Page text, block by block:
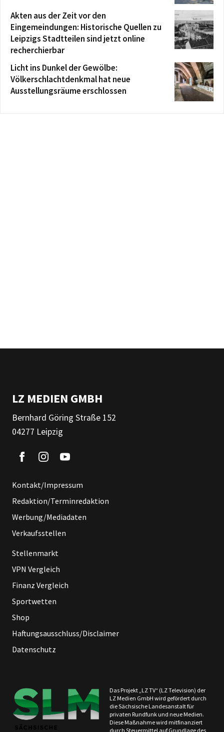
Akten aus der Zeit vor den
Eingemeindungen: Historische Quellen zu
Leipzigs Stadtteilen sind jetzt online
recherchierbar
Licht ins Dunkel der Gewölbe:
Völkerschlachtdenkmal hat neue
Ausstellungsräume erschlossen
LZ MEDIEN GMBH
Bernhard Göring Straße 152
04277 Leipzig
Kontakt/Impressum
Redaktion/Terminredaktion
Werbung/Mediadaten
Verkaufsstellen
Stellenmarkt
VPN Vergleich
Finanz Vergleich
Sportwetten
Shop
Haftungsausschluss/Disclaimer
Datenschutz
Das Projekt „LZ TV“ (LZ Television) der
LZ Medien GmbH wird gefördert durch
die Sächsische Landesanstalt für
privaten Rundfunk und neue Medien.
Diese Maßnahme wird mitfinanziert
durch Steuermittel auf Grundlage des